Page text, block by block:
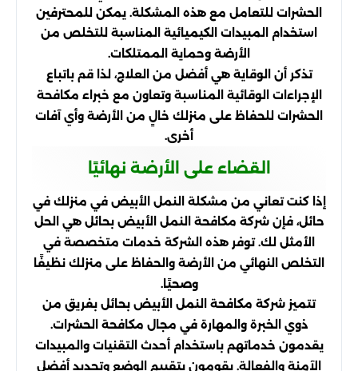
الحشرات للتعامل مع هذه المشكلة. يمكن للمحترفين
استخدام المبيدات الكيميائية المناسبة للتخلص من
الأرضة وحماية الممتلكات.
تذكر أن الوقاية هي أفضل من العلاج، لذا قم باتباع
الإجراءات الوقائية المناسبة وتعاون مع خبراء مكافحة
الحشرات للحفاظ على منزلك خالٍ من الأرضة وأي آفات
أخرى.
القضاء على الأرضة نهائيًا
إذا كنت تعاني من مشكلة النمل الأبيض في منزلك في
حائل، فإن شركة مكافحة النمل الأبيض بحائل هي الحل
الأمثل لك. توفر هذه الشركة خدمات متخصصة في
التخلص النهائي من الأرضة والحفاظ على منزلك نظيفًا
وصحيًا.
تتميز شركة مكافحة النمل الأبيض بحائل بفريق من
ذوي الخبرة والمهارة في مجال مكافحة الحشرات.
يقدمون خدماتهم باستخدام أحدث التقنيات والمبيدات
الآمنة والفعالة. يقومون بتقييم الوضع وتحديد أفضل